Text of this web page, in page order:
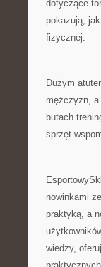
dotyczące
pokazują,
fizycznej.
Dużym
mężczyzn,
butach
sprzęt
nowinkami
praktyką, a
wiedzy,